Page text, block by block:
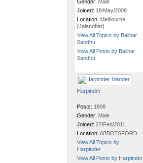
Gender: Male
Joined: 18/May/2009
Location: Melbourne
{Jalandhar}
View All Topics by Balihar
Sandhu
View All Posts by Balihar
Sandhu
Harpinder
Posts: 1808
Gender: Male
Joined: 27/Feb/2011
Location: ABBOTSFORD
View All Topics by
Harpinder
View All Posts by Harpinder